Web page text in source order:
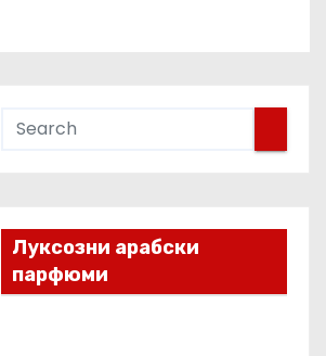
Луксозни арабски
парфюми